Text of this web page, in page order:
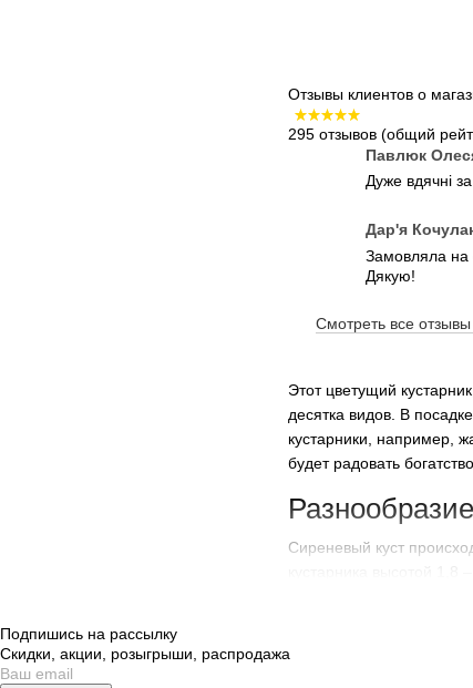
Этот цветущий
десятка видов. В
кустарники, например,
будет радовать
Сиреневый куст
Отзывы клиентов о
295 отзывов (общий
Павлюк
Дуже вдячні
Дар'я
Замовляла на
Дякую!
Смотреть все
Подпишись на рассылку
Скидки, акции, розыгрыши, распродажа